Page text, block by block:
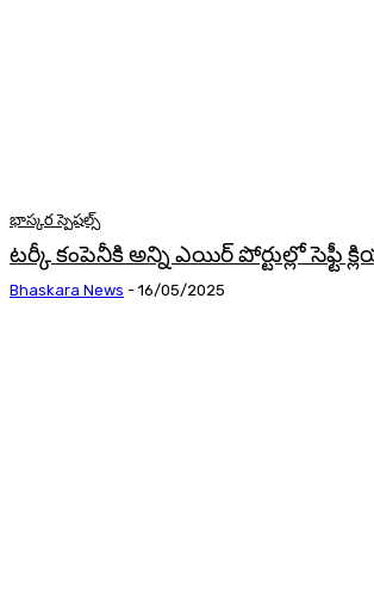
భాస్కర స్పెషల్స్
టర్కీ కంపెనీకి అన్ని ఎయిర్ పోర్టుల్లో సెఫ్టీ
Bhaskara News - 16/05/2025